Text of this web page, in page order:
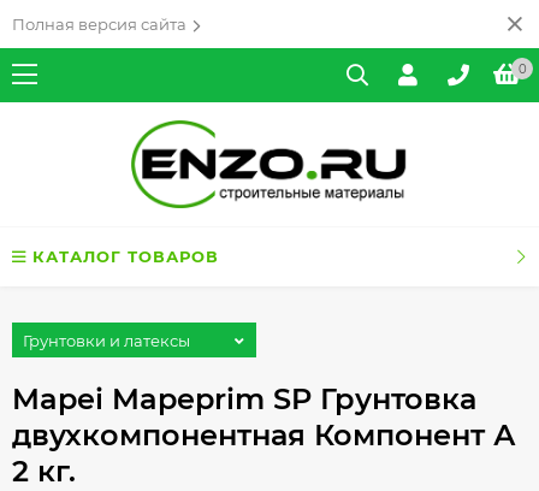
Полная версия сайта
0
КАТАЛОГ ТОВАРОВ
Грунтовки и латексы
Mapei Mapeprim SP Грунтовка
двухкомпонентная Компонент А
2 кг.